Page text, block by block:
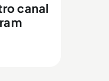
canal